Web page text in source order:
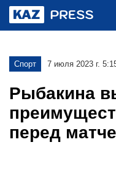
Спорт 7 июля 2023 г.
Рыбакина
перед